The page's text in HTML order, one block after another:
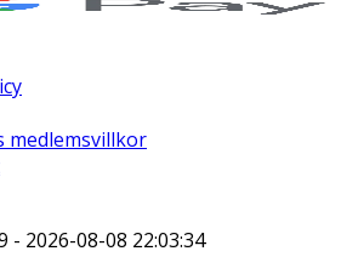
medlemsvillkor
- 2026-08-08 22:03:34